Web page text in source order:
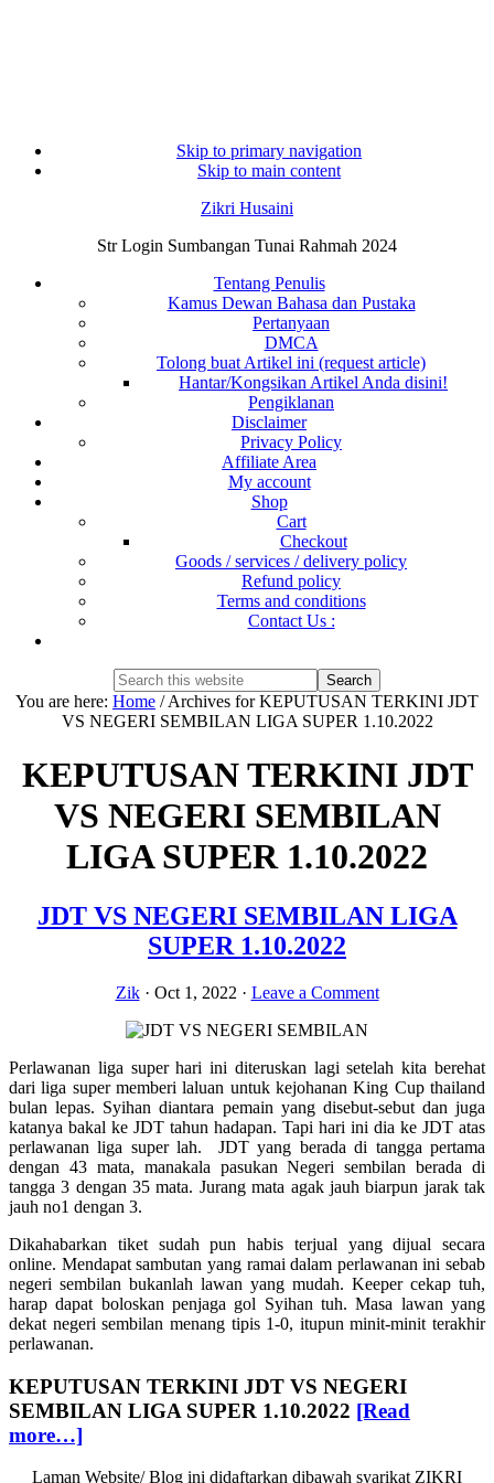
Skip to primary navigation
Skip to main content
Zikri Husaini
Str Login Sumbangan Tunai Rahmah 2024
Tentang Penulis
Kamus Dewan Bahasa dan Pustaka
Pertanyaan
DMCA
Tolong buat Artikel ini (request article)
Hantar/Kongsikan Artikel Anda disini!
Pengiklanan
Disclaimer
Privacy Policy
Affiliate Area
My account
Shop
Cart
Checkout
Goods / services / delivery policy
Refund policy
Terms and conditions
Contact Us :
Search
this
website
Hide
Search
You are here: Home /Archives for KEPUTUSAN TERKINI JDT
VS NEGERI SEMBILAN LIGA SUPER 1.10.2022
KEPUTUSAN TERKINI JDT
VS NEGERI SEMBILAN
LIGA SUPER 1.10.2022
JDT VS NEGERI SEMBILAN LIGA
SUPER 1.10.2022
Zik· Oct 1, 2022 · Leave a Comment
Perlawanan liga super hari ini diteruskan lagi setelah kita berehat
dari liga super memberi laluan untuk kejohanan King Cup thailand
bulan lepas. Syihan diantara pemain yang disebut-sebut dan juga
katanya bakal ke JDT tahun hadapan. Tapi hari ini dia ke JDT atas
perlawanan liga super lah. JDT yang berada di tangga pertama
dengan 43 mata, manakala pasukan Negeri sembilan berada di
tangga 3 dengan 35 mata. Jurang mata agak jauh biarpun jarak tak
jauh no1 dengan 3.
Dikahabarkan tiket sudah pun habis terjual yang dijual secara
online. Mendapat sambutan yang ramai dalam perlawanan ini sebab
negeri sembilan bukanlah lawan yang mudah. Keeper cekap tuh,
harap dapat boloskan penjaga gol Syihan tuh. Masa lawan yang
dekat negeri sembilan menang tipis 1-0, itupun minit-minit terakhir
perlawanan.
KEPUTUSAN TERKINI JDT VS NEGERI
SEMBILAN LIGA SUPER 1.10.2022 [Read
more…]
Laman Website/ Blog ini didaftarkan dibawah syarikat ZIKRI